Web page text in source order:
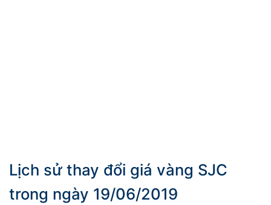
Lịch sử thay đổi giá vàng SJC
trong ngày 19/06/2019